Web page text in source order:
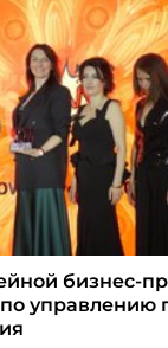
бизнес-
управлению